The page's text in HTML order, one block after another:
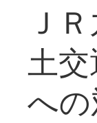
Ｊ
土
へ